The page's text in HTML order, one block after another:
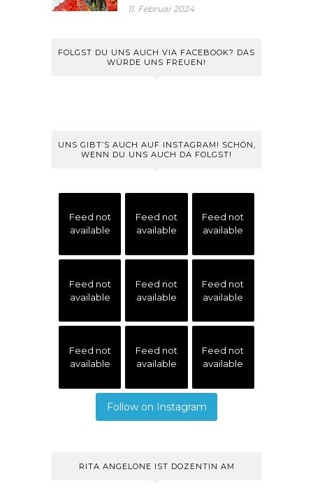
11. Februar 2024
FOLGST DU UNS AUCH VIA FACEBOOK? DAS
WÜRDE UNS FREUEN!
UNS GIBT’S AUCH AUF INSTAGRAM! SCHÖN,
WENN DU UNS AUCH DA FOLGST!
Feed not
available
Feed not
available
Feed not
available
Feed not
available
Feed not
available
Feed not
available
Feed not
available
Feed not
available
Feed not
available
Follow on Instagram
RITA ANGELONE IST DOZENTIN AM